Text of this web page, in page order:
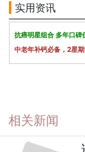
实用资讯
抗癌明星组合 多年口碑
中老年补钙必备，2星
相关新闻